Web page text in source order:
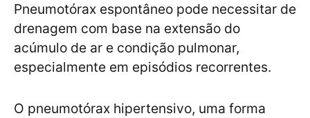
Pneumotórax espontâneo pode necessitar de
drenagem com base na extensão do
acúmulo de ar e condição pulmonar,
especialmente em episódios recorrentes.
O pneumotórax hipertensivo, uma forma